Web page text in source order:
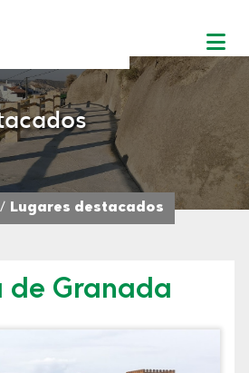
Lugares destacados
de Granada